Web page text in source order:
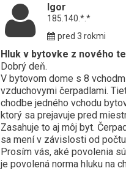
Igor
185.140.*.*
pred 3 rokmi
Hluk v bytovke z nového
Dobrý deň.
V bytovom dome s 8
vzduchovymi čerpadlami.
chodbe jedného vchodu
ktorý sa prejavuje pred
Zasahuje to aj môj byt.
sa mení v závislosti od
Prosím vás, aké povolenia
je povolená norma hluku na